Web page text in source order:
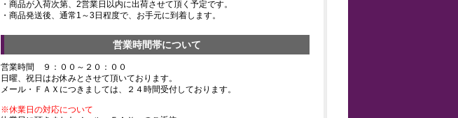
・商品が入荷次第、2営業日以内に出荷させて頂く予定です。
・商品発送後、通常1～3日程度で、お手元に到着します。
営業時間帯について
営業時間 ９：００～２０：００
日曜、祝日はお休みとさせて頂いております。
メール・ＦＡＸにつきましては、２４時間受付しております。
※休業日の対応について